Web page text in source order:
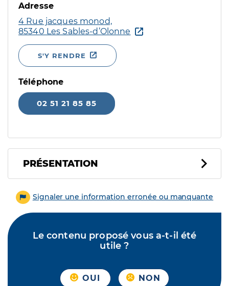
Adresse
4 Rue jacques monod,
85340 Les Sables-d’Olonne
S'Y RENDRE
Téléphone
02 51 21 85 85
PRÉSENTATION
Signaler une information erronée ou manquante
Le contenu proposé vous a-t-il été
utile ?
OUI NON